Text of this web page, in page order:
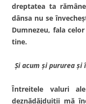
dreptatea ta
dânsa nu se
Dumnezeu, fala
tine.
Şi acum şi pururea şi
Întreitele valuri
deznădăj­duiţii mă